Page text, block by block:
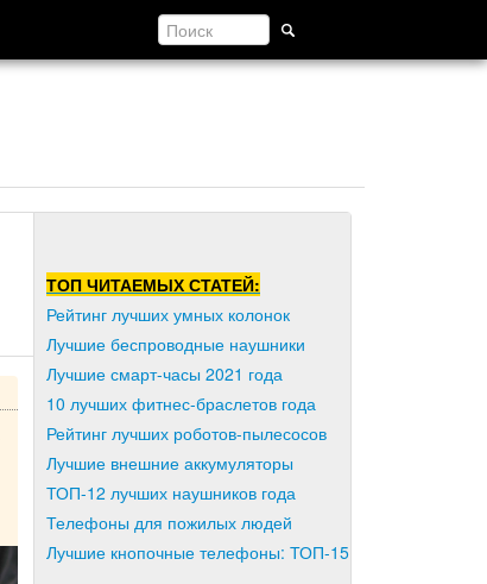
ТОП ЧИТАЕМЫХ СТАТЕЙ:
Рейтинг лучших умных колонок
Лучшие беспроводные наушники
Лучшие смарт-часы 2021 года
10 лучших фитнес-браслетов года
Рейтинг лучших роботов-пылесосов
Лучшие внешние аккумуляторы
ТОП-12 лучших наушников года
Телефоны для пожилых людей
Лучшие кнопочные телефоны: ТОП-15